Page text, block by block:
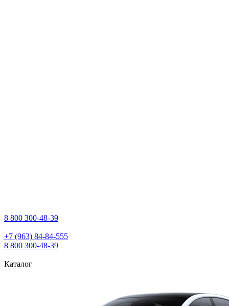
8 800 300‑48‑39
+7 (963) 84‑84‑555
8 800 300‑48‑39
Каталог